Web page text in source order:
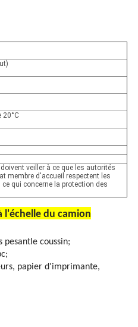
20°C
veiller à ce que les autorités
membre d'accueil respectent les
ce qui concerne la protection des
du camion
pesantle coussin;
papier d'imprimante,